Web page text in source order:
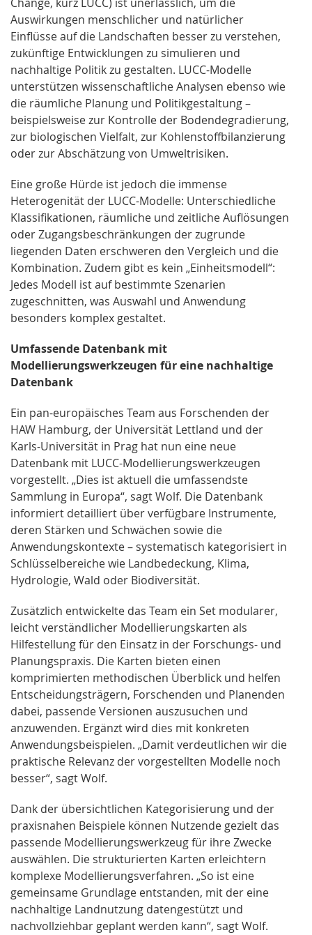
Auswirkungen menschlicher und natürlicher
Einflüsse auf die Landschaften besser zu verstehen,
zukünftige Entwicklungen zu simulieren und
nachhaltige Politik zu gestalten. LUCC-Modelle
unterstützen wissenschaftliche Analysen ebenso wie
die räumliche Planung und Politikgestaltung –
beispielsweise zur Kontrolle der Bodendegradierung,
zur biologischen Vielfalt, zur Kohlenstoffbilanzierung
oder zur Abschätzung von Umweltrisiken.
Eine große Hürde ist jedoch die immense
Heterogenität der LUCC-Modelle: Unterschiedliche
Klassifikationen, räumliche und zeitliche Auflösungen
oder Zugangsbeschränkungen der zugrunde
liegenden Daten erschweren den Vergleich und die
Kombination. Zudem gibt es kein „Einheitsmodell“:
Jedes Modell ist auf bestimmte Szenarien
zugeschnitten, was Auswahl und Anwendung
besonders komplex gestaltet.
Umfassende Datenbank mit
Modellierungswerkzeugen für eine nachhaltige
Datenbank
Ein pan-europäisches Team aus Forschenden der
HAW Hamburg, der Universität Lettland und der
Karls-Universität in Prag hat nun eine neue
Datenbank mit LUCC-Modellierungswerkzeugen
vorgestellt. „Dies ist aktuell die umfassendste
Sammlung in Europa“, sagt Wolf. Die Datenbank
informiert detailliert über verfügbare Instrumente,
deren Stärken und Schwächen sowie die
Anwendungskontexte – systematisch kategorisiert in
Schlüsselbereiche wie Landbedeckung, Klima,
Hydrologie, Wald oder Biodiversität.
Zusätzlich entwickelte das Team ein Set modularer,
leicht verständlicher Modellierungskarten als
Hilfestellung für den Einsatz in der Forschungs- und
Planungspraxis. Die Karten bieten einen
komprimierten methodischen Überblick und helfen
Entscheidungsträgern, Forschenden und Planenden
dabei, passende Versionen auszusuchen und
anzuwenden. Ergänzt wird dies mit konkreten
Anwendungsbeispielen. „Damit verdeutlichen wir die
praktische Relevanz der vorgestellten Modelle noch
besser“, sagt Wolf.
Dank der übersichtlichen Kategorisierung und der
praxisnahen Beispiele können Nutzende gezielt das
passende Modellierungswerkzeug für ihre Zwecke
auswählen. Die strukturierten Karten erleichtern
komplexe Modellierungsverfahren. „So ist eine
gemeinsame Grundlage entstanden, mit der eine
nachhaltige Landnutzung datengestützt und
nachvollziehbar geplant werden kann“, sagt Wolf.